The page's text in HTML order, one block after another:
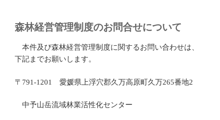
森林経営管理制度のお問合せについて
本件及び森林経営管理制度に関するお問い合わせは、
下記までお願いします。
〒791-1201 愛媛県上浮穴郡久万高原町久万265番地2
中予山岳流域林業活性化センター